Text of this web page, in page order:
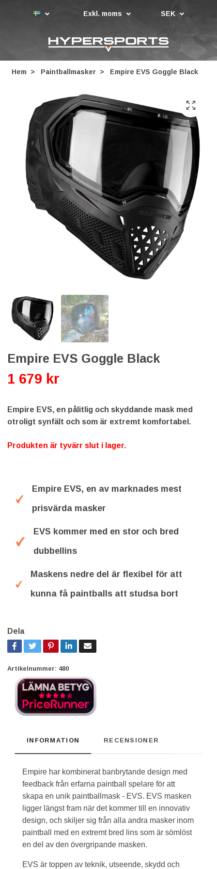
Exkl. moms SEK
Hem Paintballmasker Empire EVS Goggle Black
Empire EVS Goggle Black
1 679 kr
Empire EVS, en pålitlig och skyddande mask med
otroligt synfält och som är extremt komfortabel.
Produkten är tyvärr slut i lager.
Empire EVS, en av marknades mest
prisvärda masker
EVS kommer med en stor och bred
dubbellins
Maskens nedre del är flexibel för att
kunna få paintballs att studsa bort
Dela
Artikelnummer: 480
INFORMATION RECENSIONER
Empire har kombinerat banbrytande design med
feedback från erfarna paintball spelare för att
skapa en unik paintballmask - EVS. EVS masken
ligger längst fram när det kommer till en innovativ
design, och skiljer sig från alla andra masker inom
paintball med en extremt bred lins som är sömlöst
en del av den övergripande masken.
EVS är toppen av teknik, utseende, skydd och